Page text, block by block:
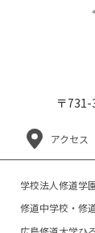
〒
アクセス
学校法人修道学
修道中学校・修